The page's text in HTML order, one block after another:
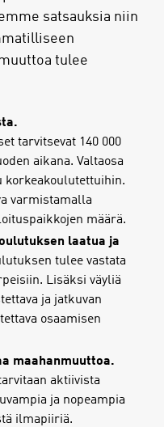
satsauksia niin
tulee
tarvitsevat 140 000
aikana. Valtaosa
korkeakoulutettuihin.
varmistamalla
määrä.
laatua ja
tulee vastata
Lisäksi väyliä
ja jatkuvan
osaamisen
maahanmuuttoa.
aktiivista
ja nopeampia
ilmapiiriä.